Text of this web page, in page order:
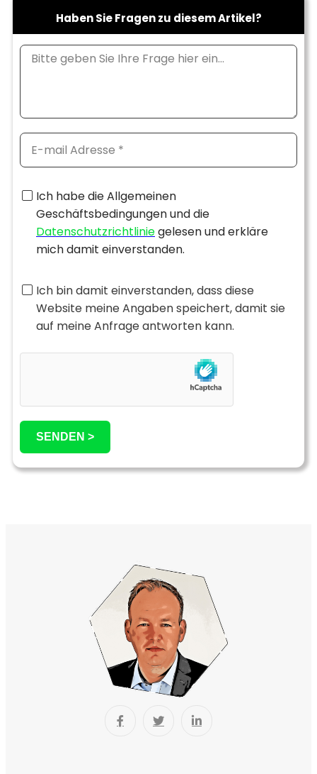
Haben Sie Fragen zu diesem Artikel?
Ich habe die Allgemeinen
Geschäftsbedingungen und die
Datenschutzrichtliniegelesen und erkläre
mich damit einverstanden.
Ich bin damit einverstanden, dass diese
Website meine Angaben speichert, damit sie
auf meine Anfrage antworten kann.
SENDEN >